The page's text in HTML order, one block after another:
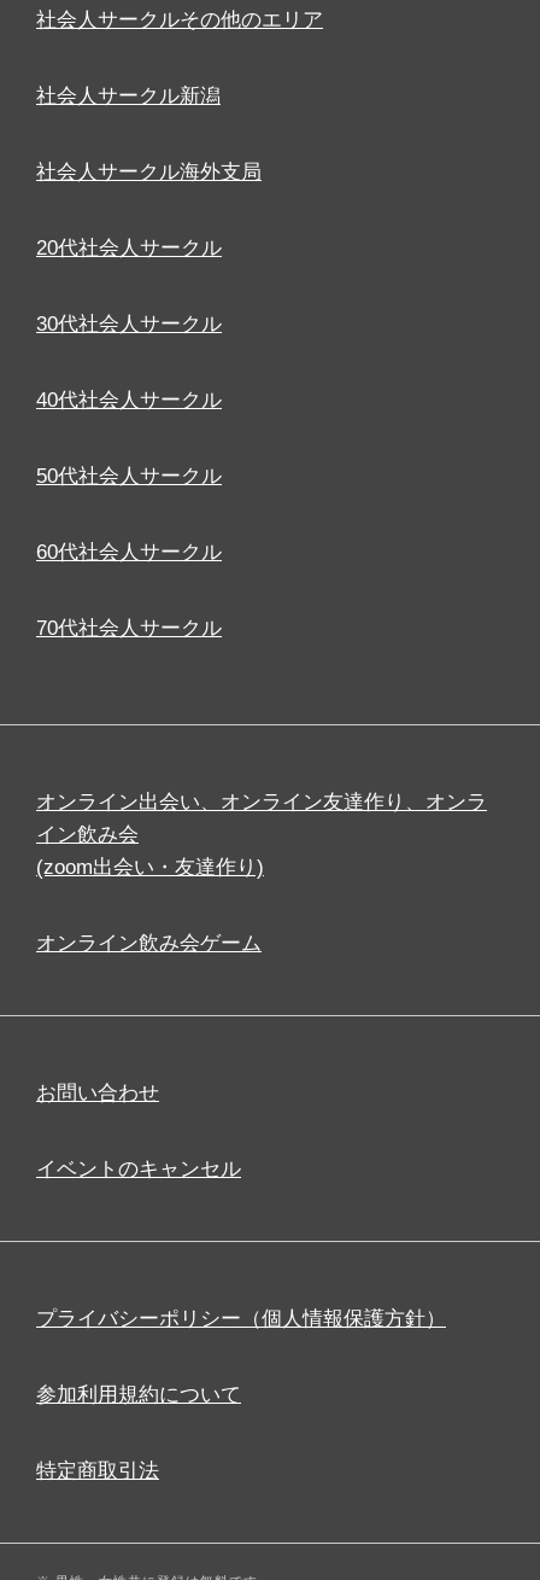
社会人サークルその他のエリア
社会人サークル新潟
社会人サークル海外支局
20代社会人サークル
30代社会人サークル
40代社会人サークル
50代社会人サークル
60代社会人サークル
70代社会人サークル
オンライン出会い、オンライン友達作り、オンラ
イン飲み会
(zoom出会い・友達作り)
オンライン飲み会ゲーム
お問い合わせ
イベントのキャンセル
プライバシーポリシー（個人情報保護方針）
参加利用規約について
特定商取引法